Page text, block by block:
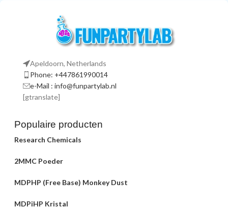
Apeldoorn, Netherlands
Phone: +447861990014
e-Mail : info@funpartylab.nl
[gtranslate]
Populaire producten
Research Chemicals
2MMC Poeder
MDPHP (Free Base) Monkey Dust
MDPiHP Kristal